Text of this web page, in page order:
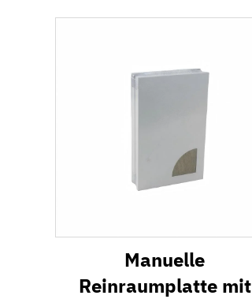
Manuelle
Reinraumplatte mit